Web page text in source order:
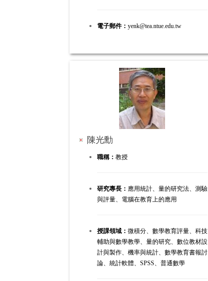
電子郵件： yenk@tea.ntue.edu.tw
陳光勳
職稱： 教授
研究專長： 應用統計、量的研究法、測驗
與評量、電腦在教育上的應用
授課領域： 微積分、數學教育評量、科技
輔助與數學教學、量的研究、數位教材設
計與製作、機率與統計、數學教育書報討
論、統計軟體、SPSS、普通數學